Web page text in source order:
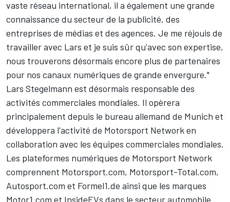
vaste réseau international, il a également une grande
connaissance du secteur de la publicité, des
entreprises de médias et des agences. Je me réjouis de
travailler avec Lars et je suis sûr qu'avec son expertise,
nous trouverons désormais encore plus de partenaires
pour nos canaux numériques de grande envergure."
Lars Stegelmann est désormais responsable des
activités commerciales mondiales. Il opèrera
principalement depuis le bureau allemand de Munich et
développera l'activité de Motorsport Networken
collaboration avec les équipes commerciales mondiales.
Les plateformes numériques de Motorsport Network
comprennent Motorsport.com, Motorsport-Total.com,
Autosport.com et Formel1.de ainsi que les marques
Motor1.com et InsideEVs dans le secteur automobile.